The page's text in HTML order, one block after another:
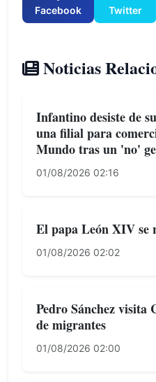
Facebook Twitter
Noticias
Infantino desiste de
una filial para
Mundo tras un 'no'
01/08/2026 02:16
El papa León XIV se
01/08/2026 02:02
Pedro Sánchez visita
de migrantes
01/08/2026 02:00